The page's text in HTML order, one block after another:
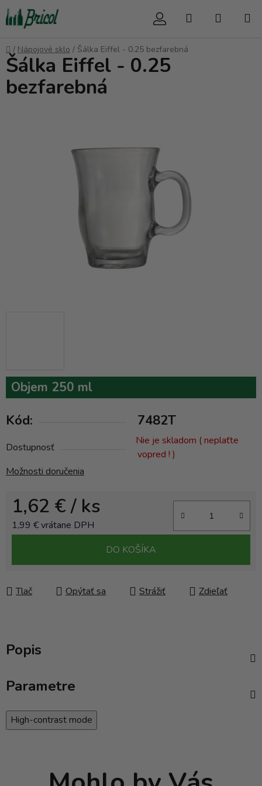
Prejsť
na
obsah
Hľadať
Domov
/ Nápojové sklo / Šálka Eiffel - 0.25 bezfarebná
Objem 250 ml
Kód: 7482T
Dostupnosť
Nie je skladom ( neplaťte
vopred ! )
Možnosti doručenia
1,62 €/ ks
1,99 € vrátane DPH
DO KOŠÍKA
Tlač Opýtať sa Strážiť Zdieľať
Šálka Eiffel - 0.25
bezfarebná
Popis
Parametre
High-contrast mode